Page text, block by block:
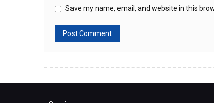
Save my name, email, and website in this